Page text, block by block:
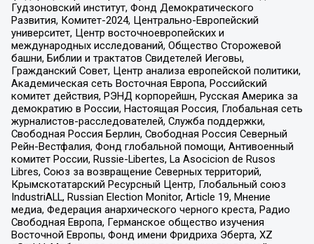
Гудзоновский институт, Фонд Демократического
Развития, Комитет-2024, Центрально-Европейский
университет, Центр восточноевропейских и
международных исследований, Общество Сторожевой
башни, Библии и трактатов Свидетелей Иеговы,
Гражданский Совет, Центр анализа европейской политики,
Академическая сеть Восточная Европа, Российский
комитет действия, РЭНД корпорейшн, Русская Америка за
демократию в России, Настоящая Россия, Глобальная сеть
журналистов-расследователей, Служба поддержки,
Свободная Россия Берлин, Свободная Россия Северный
Рейн-Вестфалия, Фонд глобальной помощи, Антивоенный
комитет России, Russie-Libertes, La Asocicion de Rusos
Libres, Союз за возвращение Северных территорий,
Крымскотатарский Ресурсный Центр, Глобальный союз
IndustriALL, Russian Election Monitor, Article 19, Мнение
медиа, Федерация анархического черного креста, Радио
Свободная Европа, Германское общество изучения
Восточной Европы, Фонд имени Фридриха Эберта, XZ